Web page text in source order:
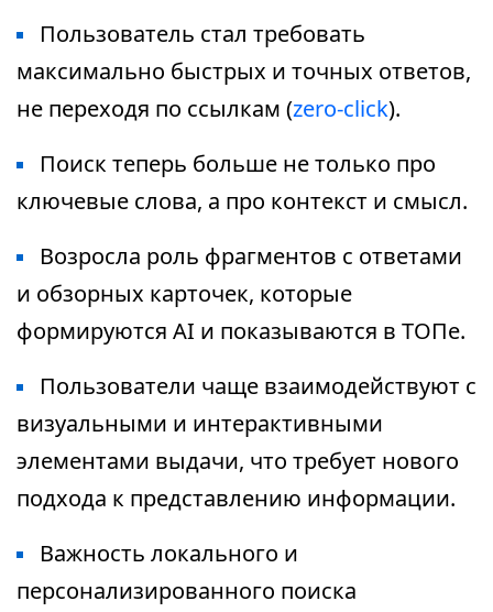
Пользователь стал требовать
максимально быстрых и точных ответов,
не переходя по ссылкам (zero-click).
Поиск теперь больше не только про
ключевые слова, а про контекст и смысл.
Возросла роль фрагментов с ответами
и обзорных карточек, которые
формируются AI и показываются в ТОПе.
Пользователи чаще взаимодействуют с
визуальными и интерактивными
элементами выдачи, что требует нового
подхода к представлению информации.
Важность локального и
персонализированного поиска